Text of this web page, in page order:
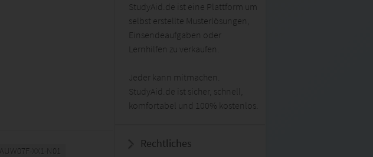
AUW07F-XX1-N01
StudyAid.de ist eine Plattform um
selbst erstellte Musterlösungen,
Einsendeaufgaben oder
Lernhilfen zu verkaufen.
Jeder kann mitmachen.
StudyAid.de ist sicher, schnell,
komfortabel und 100% kostenlos.
Rechtliches